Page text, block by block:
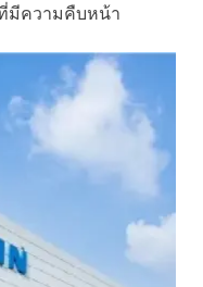
ที่มีความคืบหน้า